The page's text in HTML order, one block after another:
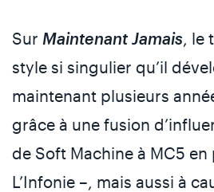
Sur Maintenant Jamais ,
style si singulier qu’il
maintenant plusieurs
grâce à une fusion
de Soft Machine à MC5 en
L’Infonie –, mais aussi à